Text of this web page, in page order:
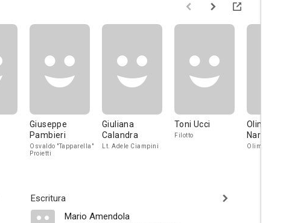
Giuseppe
Pambieri
Osvaldo "Tapparella"
Proietti
Giuliana
Calandra
Lt. Adele Ciampini
Toni Ucci
Filotto
Olimpia Di
Nardo
Olimpia Trippetta
Escritura
Mario Amendola